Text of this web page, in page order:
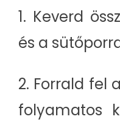
1. Keverd
és a
2. Forrald fel
folyamatos